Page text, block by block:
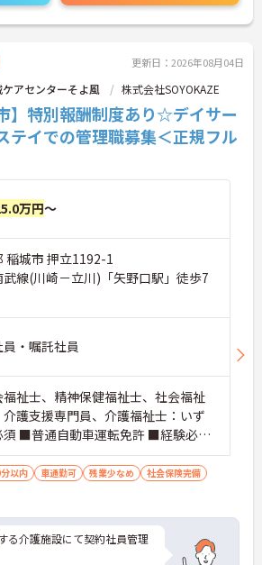
更新日：2026年08月04日
アセンターそよ風 株式会社SOYOKAZE
】特別報酬制度あり☆デイサー
テイでの管理職募集＜正規フル
万円～
稲城市 押立1192-1
武線(川崎－立川)「矢野口駅」徒歩7
・嘱託社員
祉士、精神保健福祉士、社会福祉
護支援専門員、介護福祉士：いず
須 ■普通自動車運転免許 ■経験必
施設での管理職経験あれば尚可
以内 車通勤可 残業少なめ
社会保険完備
る介護施設にて契約社員管理